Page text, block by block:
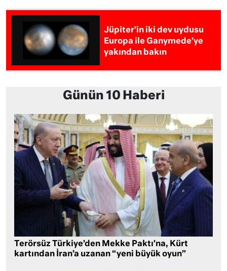
Jüpiter’in iki dev uydusu
Europa ile Ganymede’ye
yakından bakın
Günün 10 Haberi
Terörsüz Türkiye’den Mekke Paktı’na, Kürt
kartından İran’a uzanan “yeni büyük oyun”